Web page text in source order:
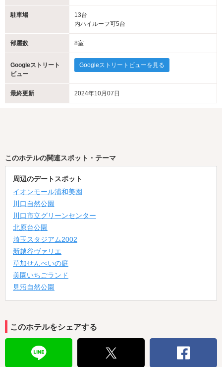
駐車場
13台
内ハイルーフ可5台
部屋数 8室
Googleストリート
ビュー
Googleストリートビューを見る
最終更新 2024年10月07日
このホテルの関連スポット・テーマ
周辺のデートスポット
イオンモール浦和美園
川口自然公園
川口市立グリーンセンター
北原台公園
埼玉スタジアム2002
新越谷ヴァリエ
草加せんべいの庭
美園いちごランド
見沼自然公園
このホテルをシェアする